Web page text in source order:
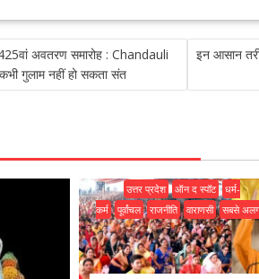
ar
e
425वां अवतरण समारोह : Chandauli
गुलाम नहीं हो सकता संत
इन आसान
उत्तर प्रदेश ऑन द स्पॉट
धर्म-
कर्म
पूर्वांचल राजनीति वाराणसी सबसे